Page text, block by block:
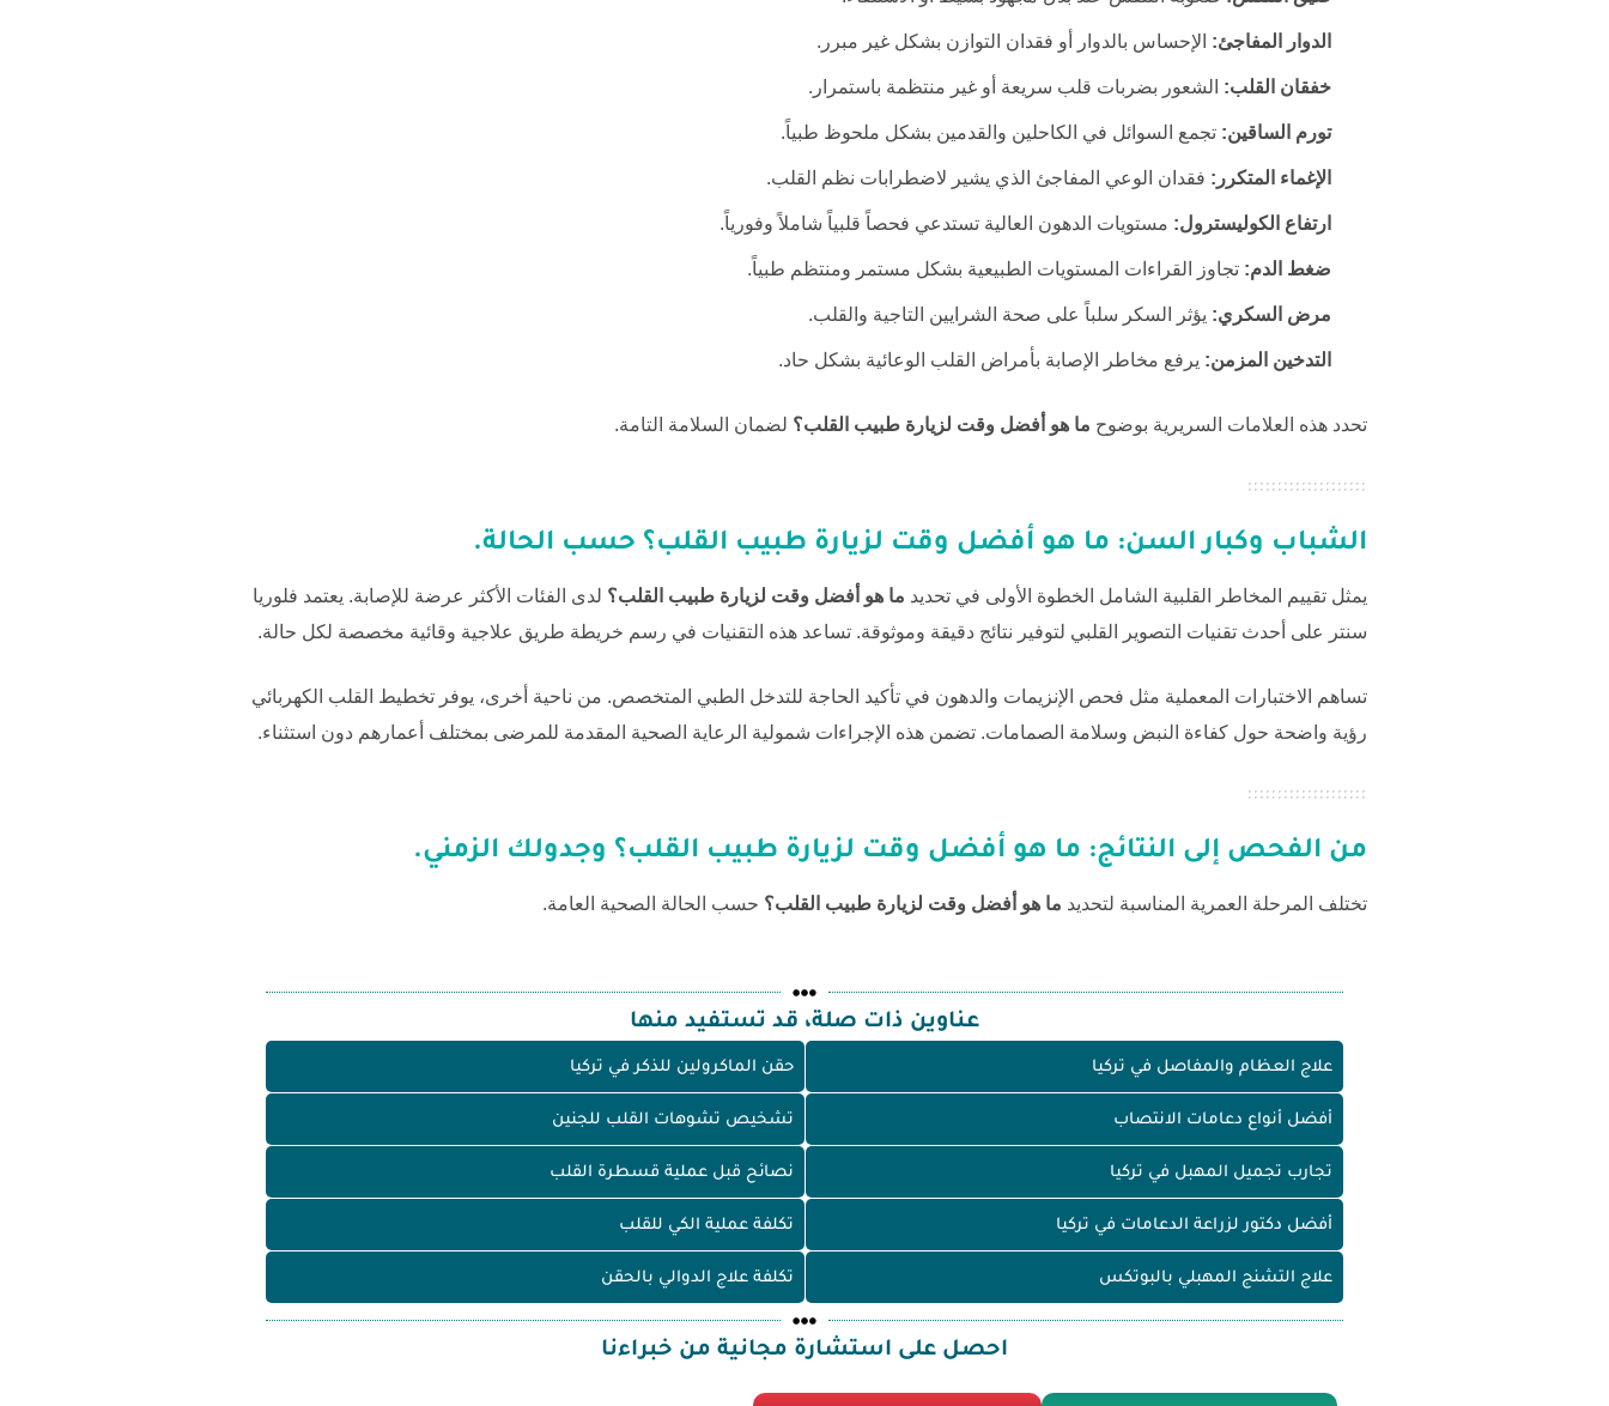
الدوار المفاجئ: الإحساس بالدوار أو فقدان التوازن بشكل غير مبرر.
خفقان القلب: الشعور بضربات قلب سريعة أو غير منتظمة باستمرار.
تورم الساقين: تجمع السوائل في الكاحلين والقدمين بشكل ملحوظ طبياً.
الإغماء المتكرر: فقدان الوعي المفاجئ الذي يشير لاضطرابات نظم القلب.
ارتفاع الكوليسترول: مستويات الدهون العالية تستدعي فحصاً قلبياً شاملاً وفورياً.
ضغط الدم: تجاوز القراءات المستويات الطبيعية بشكل مستمر ومنتظم طبياً.
مرض السكري: يؤثر السكر سلباً على صحة الشرايين التاجية والقلب.
التدخين المزمن: يرفع مخاطر الإصابة بأمراض القلب الوعائية بشكل حاد.
تحدد هذه العلامات السريرية بوضوح ما هو أفضل وقت لزيارة طبيب القلب؟ لضمان السلامة التامة.
الشباب وكبار السن: ما هو أفضل وقت لزيارة طبيب القلب؟ حسب الحالة.
يمثل تقييم المخاطر القلبية الشامل الخطوة الأولى في تحديد ما هو أفضل وقت لزيارة طبيب القلب؟ لدى الفئات الأكثر عرضة للإصابة. يعتمد فلوريا
سنتر
على أحدث تقنيات التصوير القلبي لتوفير نتائج دقيقة وموثوقة. تساعد هذه التقنيات في رسم خريطة طريق علاجية وقائية مخصصة لكل حالة.
تساهم الاختبارات المعملية مثل فحص الإنزيمات والدهون في تأكيد الحاجة للتدخل الطبي المتخصص. من ناحية أخرى، يوفر تخطيط القلب الكهربائي
رؤية واضحة حول كفاءة النبض وسلامة الصمامات. تضمن هذه الإجراءات شمولية الرعاية الصحية المقدمة للمرضى بمختلف أعمارهم دون استثناء.
من الفحص إلى النتائج: ما هو أفضل وقت لزيارة طبيب القلب؟ وجدولك الزمني.
تختلف المرحلة العمرية المناسبة لتحديد ما هو أفضل وقت لزيارة طبيب القلب؟ حسب الحالة الصحية العامة.
عناوين ذات صلة، قد تستفيد منها
علاج العظام والمفاصل في تركيا حقن الماكرولين للذكر في تركيا
أفضل أنواع دعامات الانتصاب تشخيص تشوهات القلب للجنين
تجارب تجميل المهبل في تركيا نصائح قبل عملية قسطرة القلب
أفضل دكتور لزراعة الدعامات في تركيا تكلفة عملية الكي للقلب
علاج التشنج المهبلي بالبوتكس تكلفة علاج الدوالي بالحقن
احصل على استشارة مجانية من خبراءنا